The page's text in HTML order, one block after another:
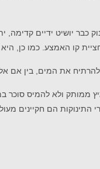
כבר יושיט ידיים
כמו כן,
את המים, בין אם
ולא להמיס סוכר
הם חקיינים